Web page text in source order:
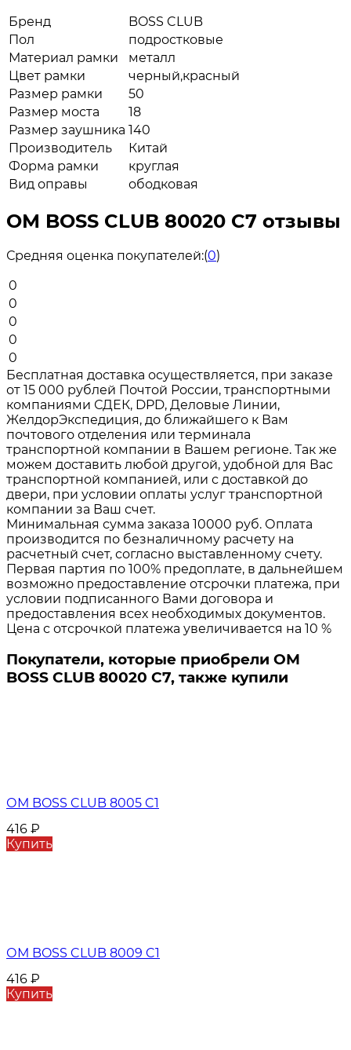
Бренд
BOSS CLUB
Пол
подростковые
Материал рамки
металл
Цвет рамки
черный,красный
Размер рамки
50
Размер моста
18
Размер заушника 140
Производитель
Китай
Форма рамки
круглая
Вид оправы
ободковая
ОМ BOSS CLUB 80020 C7 отзывы
Средняя оценка покупателей:(0)
0
0
0
0
0
Бесплатная доставка осуществляется, при заказе
от 15 000 рублей Почтой России, транспортными
компаниями СДЕК, DPD, Деловые Линии,
ЖелдорЭкспедиция, до ближайшего к Вам
почтового отделения или терминала
транспортной компании в Вашем регионе. Так же
можем доставить любой другой, удобной для Вас
транспортной компанией, или с доставкой до
двери, при условии оплаты услуг транспортной
компании за Ваш счет.
Минимальная сумма заказа 10000 руб. Оплата
производится по безналичному расчету на
расчетный счет, согласно выставленному счету.
Первая партия по 100% предоплате, в дальнейшем
возможно предоставление отсрочки платежа, при
условии подписанного Вами договора и
предоставления всех необходимых документов.
Цена с отсрочкой платежа увеличивается на 10 %
Покупатели, которые приобрели ОМ
BOSS CLUB 80020 C7, также купили
ОМ BOSS CLUB 8005 C1
416 ₽
Купить
ОМ BOSS CLUB 8009 C1
416 ₽
Купить